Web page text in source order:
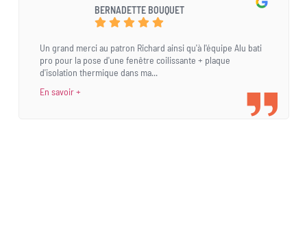
BERNADETTE BOUQUET
Un grand merci au patron Richard ainsi qu'à l'équipe Alu bati
pro pour la pose d'une fenêtre coilissante + plaque
d'isolation thermique dans ma...
En savoir +